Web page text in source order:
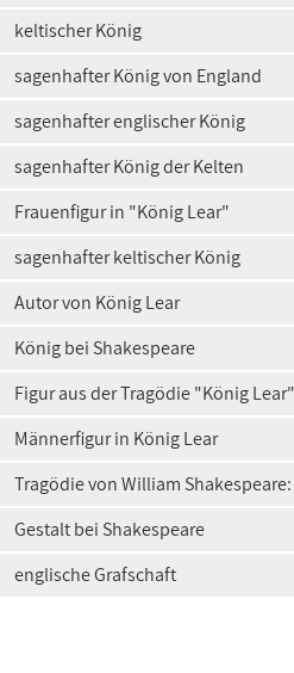
keltischer König
sagenhafter König von England
sagenhafter englischer König
sagenhafter König der Kelten
Frauenfigur in "König Lear"
sagenhafter keltischer König
Autor von König Lear
König bei Shakespeare
Figur aus der Tragödie "König
Männerfigur in König Lear
Tragödie von William
Gestalt bei Shakespeare
englische Grafschaft